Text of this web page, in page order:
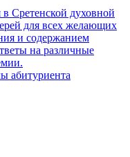
Сретенской духовной
для всех желающих
и содержанием
на различные
абитуриента